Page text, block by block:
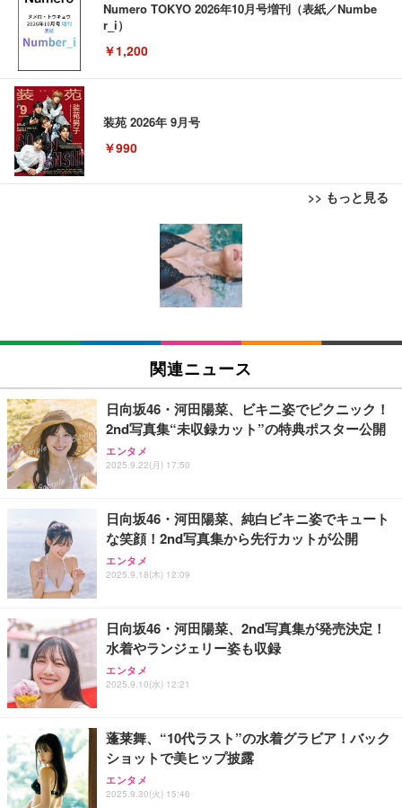
Numero TOKYO 2026年10月号増刊（表紙／Numbe
r_i）
￥1,200
装苑 2026年 9月号
￥990
>> もっと見る
Juice=Juice Concert 2026 UP TO 11 MORE! MOR
E! (特典なし) [Blu-ray]
【Amazon.co.jp限定】「Juice=Juice Concert 202
判ブロマイド5枚セット) [Blu-ray]
日下部ほたる どんどんやる気になる！日下部式学習
法[DVD]
King & Prince DOME TOUR 2026 ～STARRING～
(初回限定盤)(2枚組) [Blu-ray]
Aぇ! group LIVE TOUR 2025 D.N.A (初回盤)(2枚組)
[Blu-ray]
マイケル・ジャクソン Ｔｈｉｓ Ｉｓ Ｉｔ
Shall we ダンス？
INI THE MOVIE『I Need I』
IVE THE 1ST WORLD TOUR in CINEMA（字幕版）
ブラックニッカ ニッカ Nikka ウィスキー4000ml ブ
ラックニッカクリア ウヰスキー 【日本 アサヒ ウィ
スキー】 大容量 お得 4リットル
【Amazon.co.jp限定】コロナ・エキストラ Corona
ト] [ギフトBox入り]
霧島酒造 チューパック黒霧島 25度 [ 焼酎 宮崎県 18
00ml×2本 ]
アサヒ スーパードライ [缶] 135ml x 24本 [ケース販
売] [アサヒ 国産 ビール 缶 ALC 5%] LT-1226
天羽の梅 1800ml （ハイボールの元 焼酎用）[天羽飲
料製造 東京都]
関連ニュース
日向坂46・河田陽菜、ビキニ姿でピクニック！
2nd写真集“未収録カット”の特典ポスター公開
エンタメ
2025.9.22(月) 17:50
日向坂46・河田陽菜、純白ビキニ姿でキュート
な笑顔！2nd写真集から先行カットが公開
エンタメ
2025.9.18(木) 12:09
日向坂46・河田陽菜、2nd写真集が発売決定！
水着やランジェリー姿も収録
エンタメ
2025.9.10(水) 12:21
蓬莱舞、“10代ラスト”の水着グラビア！バック
ショットで美ヒップ披露
エンタメ
2025.9.30(火) 15:46